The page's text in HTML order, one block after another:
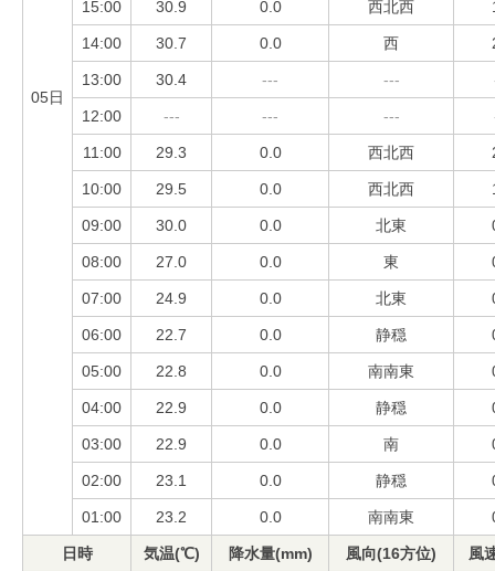
05日
15:00 30.9 0.0 西北西
14:00 30.7 0.0 西
13:00 30.4 --- ---
12:00 --- --- ---
11:00 29.3 0.0 西北西
10:00 29.5 0.0 西北西
09:00 30.0 0.0 北東
08:00 27.0 0.0 東
07:00 24.9 0.0 北東
06:00 22.7 0.0 静穏
05:00 22.8 0.0 南南東
04:00 22.9 0.0 静穏
03:00 22.9 0.0 南
02:00 23.1 0.0 静穏
01:00 23.2 0.0 南南東
日時 気温(℃) 降水量(mm) 風向(16方位) 風